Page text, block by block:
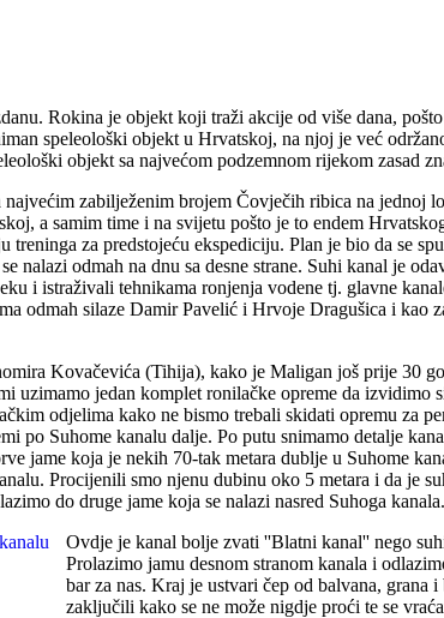
Rokina je objekt koji traži akcije od više dana,
speleološki objekt u Hrvatskoj, na njoj je već
objekt sa najvećom podzemnom rijekom zasad
zabilježenim brojem Čovječih ribica na jednoj
a samim time i na svijetu pošto je to endem
za predstojeću ekspediciju. Plan je bio da se
nalazi odmah na dnu sa desne strane. Suhi kanal je
i istraživali tehnikama ronjenja vodene tj. glavne
odmah silaze Damir Pavelić i Hrvoje Dragušica i kao
Kovačevića (Tihija), kako je Maligan još prije 30
uzimamo jedan komplet ronilačke opreme da izvidimo
odjelima kako ne bismo trebali skidati opremu za
po Suhome kanalu dalje. Po putu snimamo detalje
jame koja je nekih 70-tak metara dublje u Suhome
Procijenili smo njenu dubinu oko 5 metara i da je
do druge jame koja se nalazi nasred Suhoga kanala.
Ovdje je kanal bolje zvati ''Blatni kanal'' nego
Prolazimo jamu desnom stranom kanala i
bar za nas. Kraj je ustvari čep od balvana, grana
zaključili kako se ne može nigdje proći te se